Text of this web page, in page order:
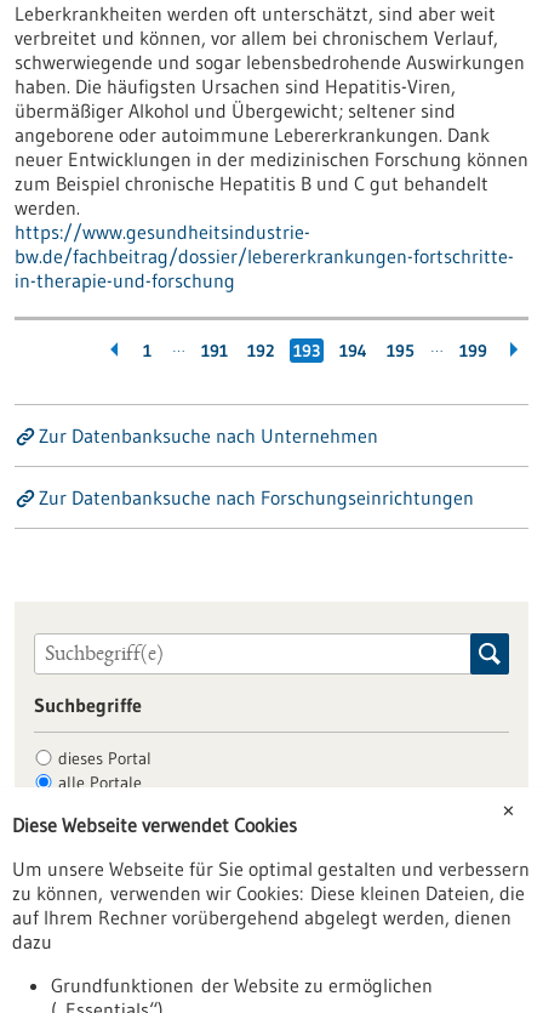
Leberkrankheiten werden oft unterschätzt, sind aber weit
verbreitet und können, vor allem bei chronischem Verlauf,
schwerwiegende und sogar lebensbedrohende Auswirkungen
haben. Die häufigsten Ursachen sind Hepatitis-Viren,
übermäßiger Alkohol und Übergewicht; seltener sind
angeborene oder autoimmune Lebererkrankungen. Dank
neuer Entwicklungen in der medizinischen Forschung können
zum Beispiel chronische Hepatitis B und C gut behandelt
werden.
https://www.gesundheitsindustrie-
bw.de/fachbeitrag/dossier/lebererkrankungen-fortschritte-
in-therapie-und-forschung
1 … 191 192 193 194 195 … 199
Zur Datenbanksuche nach Unternehmen
Zur Datenbanksuche nach Forschungseinrichtungen
Suchbegriffe
dieses Portal
alle Portale
Allgemein
Fachbeiträge
Förderungen
Veranstaltungen
✕
Diese Webseite verwendet Cookies
Um unsere Webseite für Sie optimal gestalten und verbessern
zu können, verwenden wir Cookies: Diese kleinen Dateien, die
auf Ihrem Rechner vorübergehend abgelegt werden, dienen
dazu
Grundfunktionen der Website zu ermöglichen